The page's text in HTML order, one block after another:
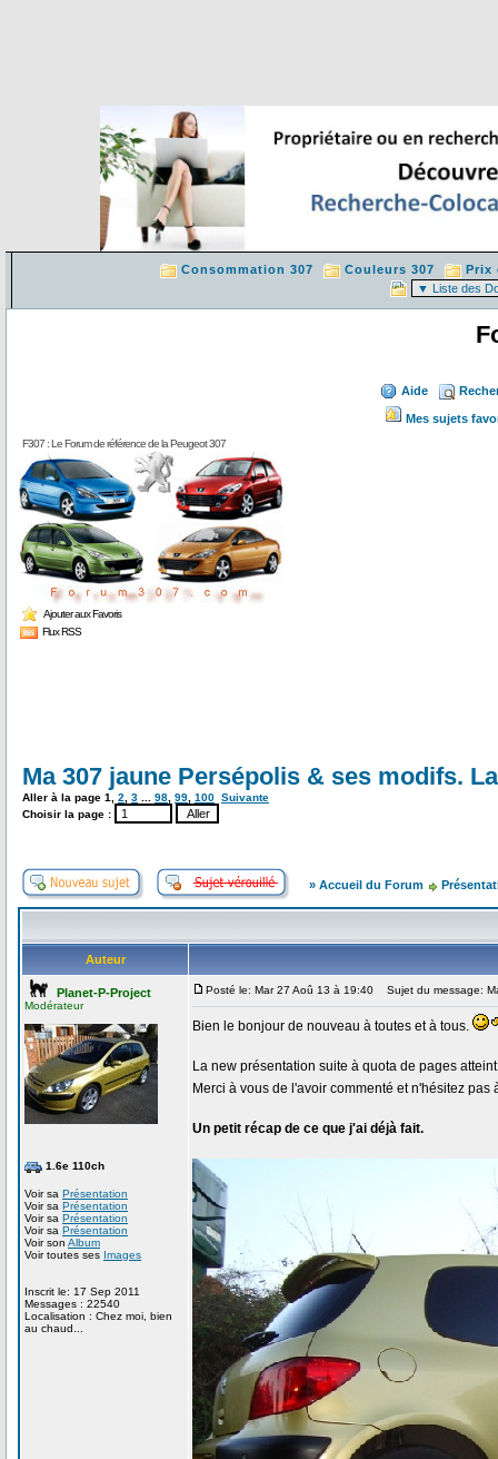
Consommation 307 Couleurs 307 Prix
F307 : Le Forum de référence de la Peugeot 307
Ajouter aux Favoris
Flux RSS
Aide
Mes sujets
Ma 307 jaune Persépolis & ses modifs.
Aller à la page 1 2 3 98 99 100 Suivante
Choisir la page :
» Accueil du Forum
Auteur
Planet-P-Project
Modérateur
1.6e 110ch
Voir sa Présentation
Voir sa Présentation
Voir sa Présentation
Voir sa Présentation
Voir son Album
Voir toutes ses Images
Inscrit le: 17 Sep 2011
Messages : 22540
Localisation : Chez moi, bien
au chaud...
Posté le: Mar 27 Aoû 13 à 19:40 Sujet du message:
Bien le bonjour de nouveau à toutes et à tous.
La new présentation suite à quota de pages
Merci à vous de l'avoir commenté et n'hésitez pas
Un petit récap de ce que j'ai déjà fait.